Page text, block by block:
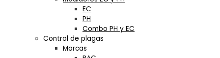
EC
PH
Combo PH y EC
Control de plagas
Marcas